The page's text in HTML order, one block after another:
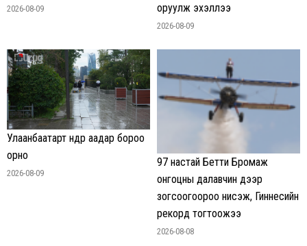
2026-08-09
оруулж эхэллээ
2026-08-09
Улаанбаатарт өнөөдөр аадар бороо
орно
2026-08-09
97 настай Бетти Бромаж
онгоцны далавчин дээр
зогсоогоороо нисэж, Гиннесийн
рекорд тогтоожээ
2026-08-08